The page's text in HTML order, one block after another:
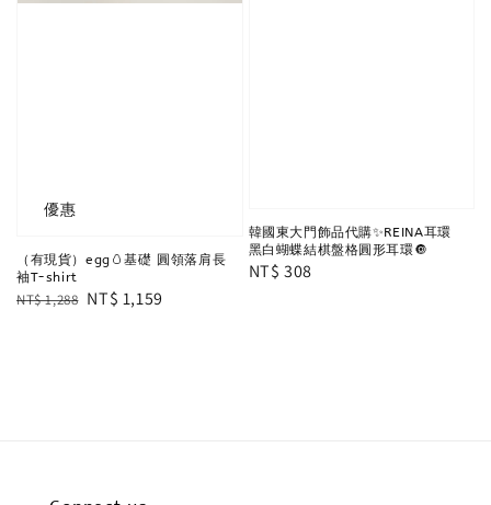
優惠
（有現貨）egg🥚基礎 圓領落肩長
袖T-shirt
Regular
NT$ 1,288 Sale
NT$ 1,159
韓國東大門飾品代購✨REINA耳環
黑白蝴蝶結棋盤格圓形耳環🔘
Regular
NT$ 308